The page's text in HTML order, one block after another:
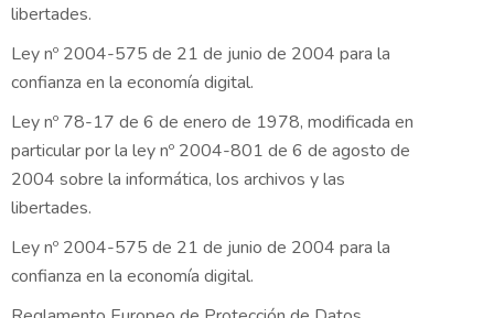
libertades.
Ley nº 2004-575 de 21 de junio de 2004 para la
confianza en la economía digital.
Ley nº 78-17 de 6 de enero de 1978, modificada en
particular por la ley nº 2004-801 de 6 de agosto de
2004 sobre la informática, los archivos y las
libertades.
Ley nº 2004-575 de 21 de junio de 2004 para la
confianza en la economía digital.